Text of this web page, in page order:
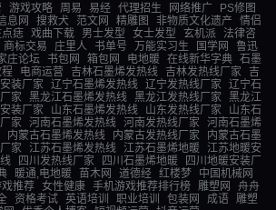
游戏攻略 周易 易经 代理招生 网络推广
PS修图
息网 搜救犬 范文网 精雕图 非物质文化遗产
情侣
痣 戏曲下载 男士发型 女士发型 玄机派
法律咨
商标交易 庄里人 书单号 万能实习生 国学网
鲁迅
庄论坛 书包网 箱包网 电地暖 在线新华字典 石墨
电商运营 吉林石墨烯发热线 吉林发热线厂家
吉
装厂家 辽宁石墨烯发热线 辽宁发热线厂家
辽宁石
家 黑龙江石墨烯发热线 黑龙江发热线厂家
黑龙江
装厂家 山东石墨烯发热线 山东发热线厂家
山东石
家 河南石墨烯发热线 河南发热线厂家
河南石墨烯
内蒙古石墨烯发热线 内蒙古发热线厂家
内蒙古石墨
家 江苏石墨烯发热线 江苏石墨烯地暖
江苏地暖安
四川发热线厂家 四川石墨烯地暖
四川地暖安装厂
暖通,电地暖 苗木网 道德经 红楼梦
中国机械网
推荐 女性健康 手机游戏推荐排行榜 雕塑网
舟舟
资格考试 英语培训 职业培训 包装网 成语
雕塑